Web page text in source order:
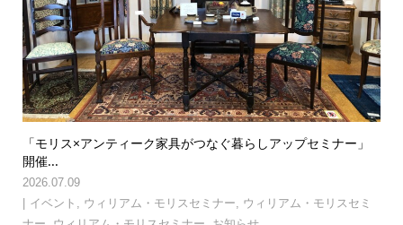
「モリス×アンティーク家具がつなぐ暮らしアップセミナー」
開催...
2026.07.09
イベント , ウィリアム・モリスセミナー, ウィリアム・モリスセミ